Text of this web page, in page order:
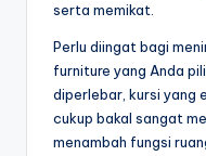
serta memikat.
Perlu diingat bagi
furniture yang Anda
diperlebar, kursi yang
cukup bakal sangat
menambah fungsi